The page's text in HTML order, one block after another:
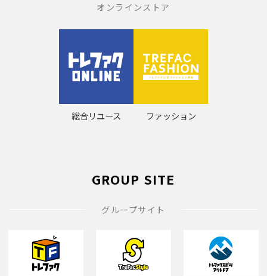
オンラインストア
総合リユース ファッション
GROUP SITE
グループサイト